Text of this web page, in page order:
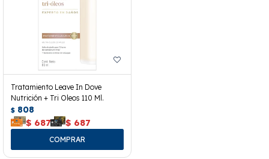
Tratamiento Leave In Dove
Nutrición + Tri Oleos 110 Ml.
$ 808
$ 687 $ 687